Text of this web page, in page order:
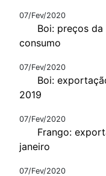
07/Fev/2020
Boi: preços
consumo
07/Fev/2020
Boi:
2019
07/Fev/2020
Frango:
janeiro
07/Fev/2020